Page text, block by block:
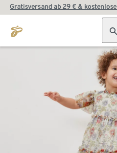
Gratisversand ab 29 € &